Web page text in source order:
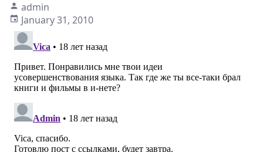
admin
January 31, 2010